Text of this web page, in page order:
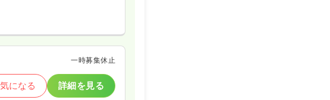
一時募集休止
気になる 詳細を見る